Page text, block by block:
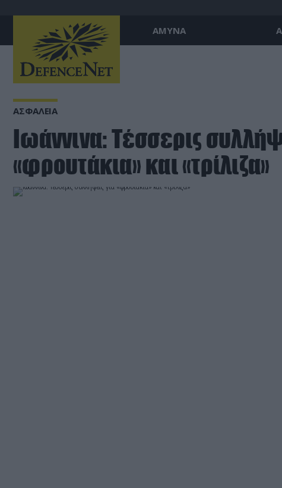
ΑΜΥΝΑ
ΑΣΦΑΛΕΙΑ
Ιωάννινα: Τέσσερις
«φρουτάκια» και «τρίλιζα»